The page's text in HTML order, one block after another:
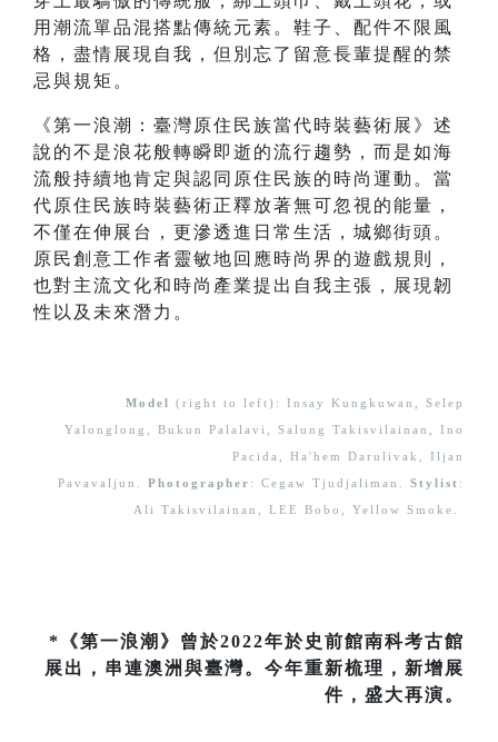
用潮流單品混搭點傳統元素。鞋子、配件不限風
格，盡情展現自我，但別忘了留意長輩提醒的禁
忌與規矩。
《第一浪潮：臺灣原住民族當代時裝藝術展》述
說的不是浪花般轉瞬即逝的流行趨勢，而是如海
流般持續地肯定與認同原住民族的時尚運動。當
代原住民族時裝藝術正釋放著無可忽視的能量，
不僅在伸展台，更滲透進日常生活，城鄉街頭。
原民創意工作者靈敏地回應時尚界的遊戲規則，
也對主流文化和時尚產業提出自我主張，展現韌
性以及未來潛力。
Model (right to left): Insay Kungkuwan, Selep
Yalonglong, Bukun Palalavi, Salung Takisvilainan, Ino
Pacida, Ha'hem Darulivak, Iljan
Pavavaljun. Photographer : Cegaw Tjudjaliman. Stylist :
Ali Takisvilainan, LEE Bobo, Yellow Smoke.
*《第一浪潮》曾於2022年於史前館南科考古館
展出，串連澳洲與臺灣。今年重新梳理，新增展
件，盛大再演。